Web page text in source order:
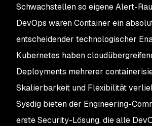
Schwachstellen so eigene Alert-
DevOps waren Container ein
entscheidender technologischer
Kubernetes haben
Deployments mehrerer
Skalierbarkeit und Flexibilität
Sysdig bieten der Engineering-
erste Security-Lösung, die alle